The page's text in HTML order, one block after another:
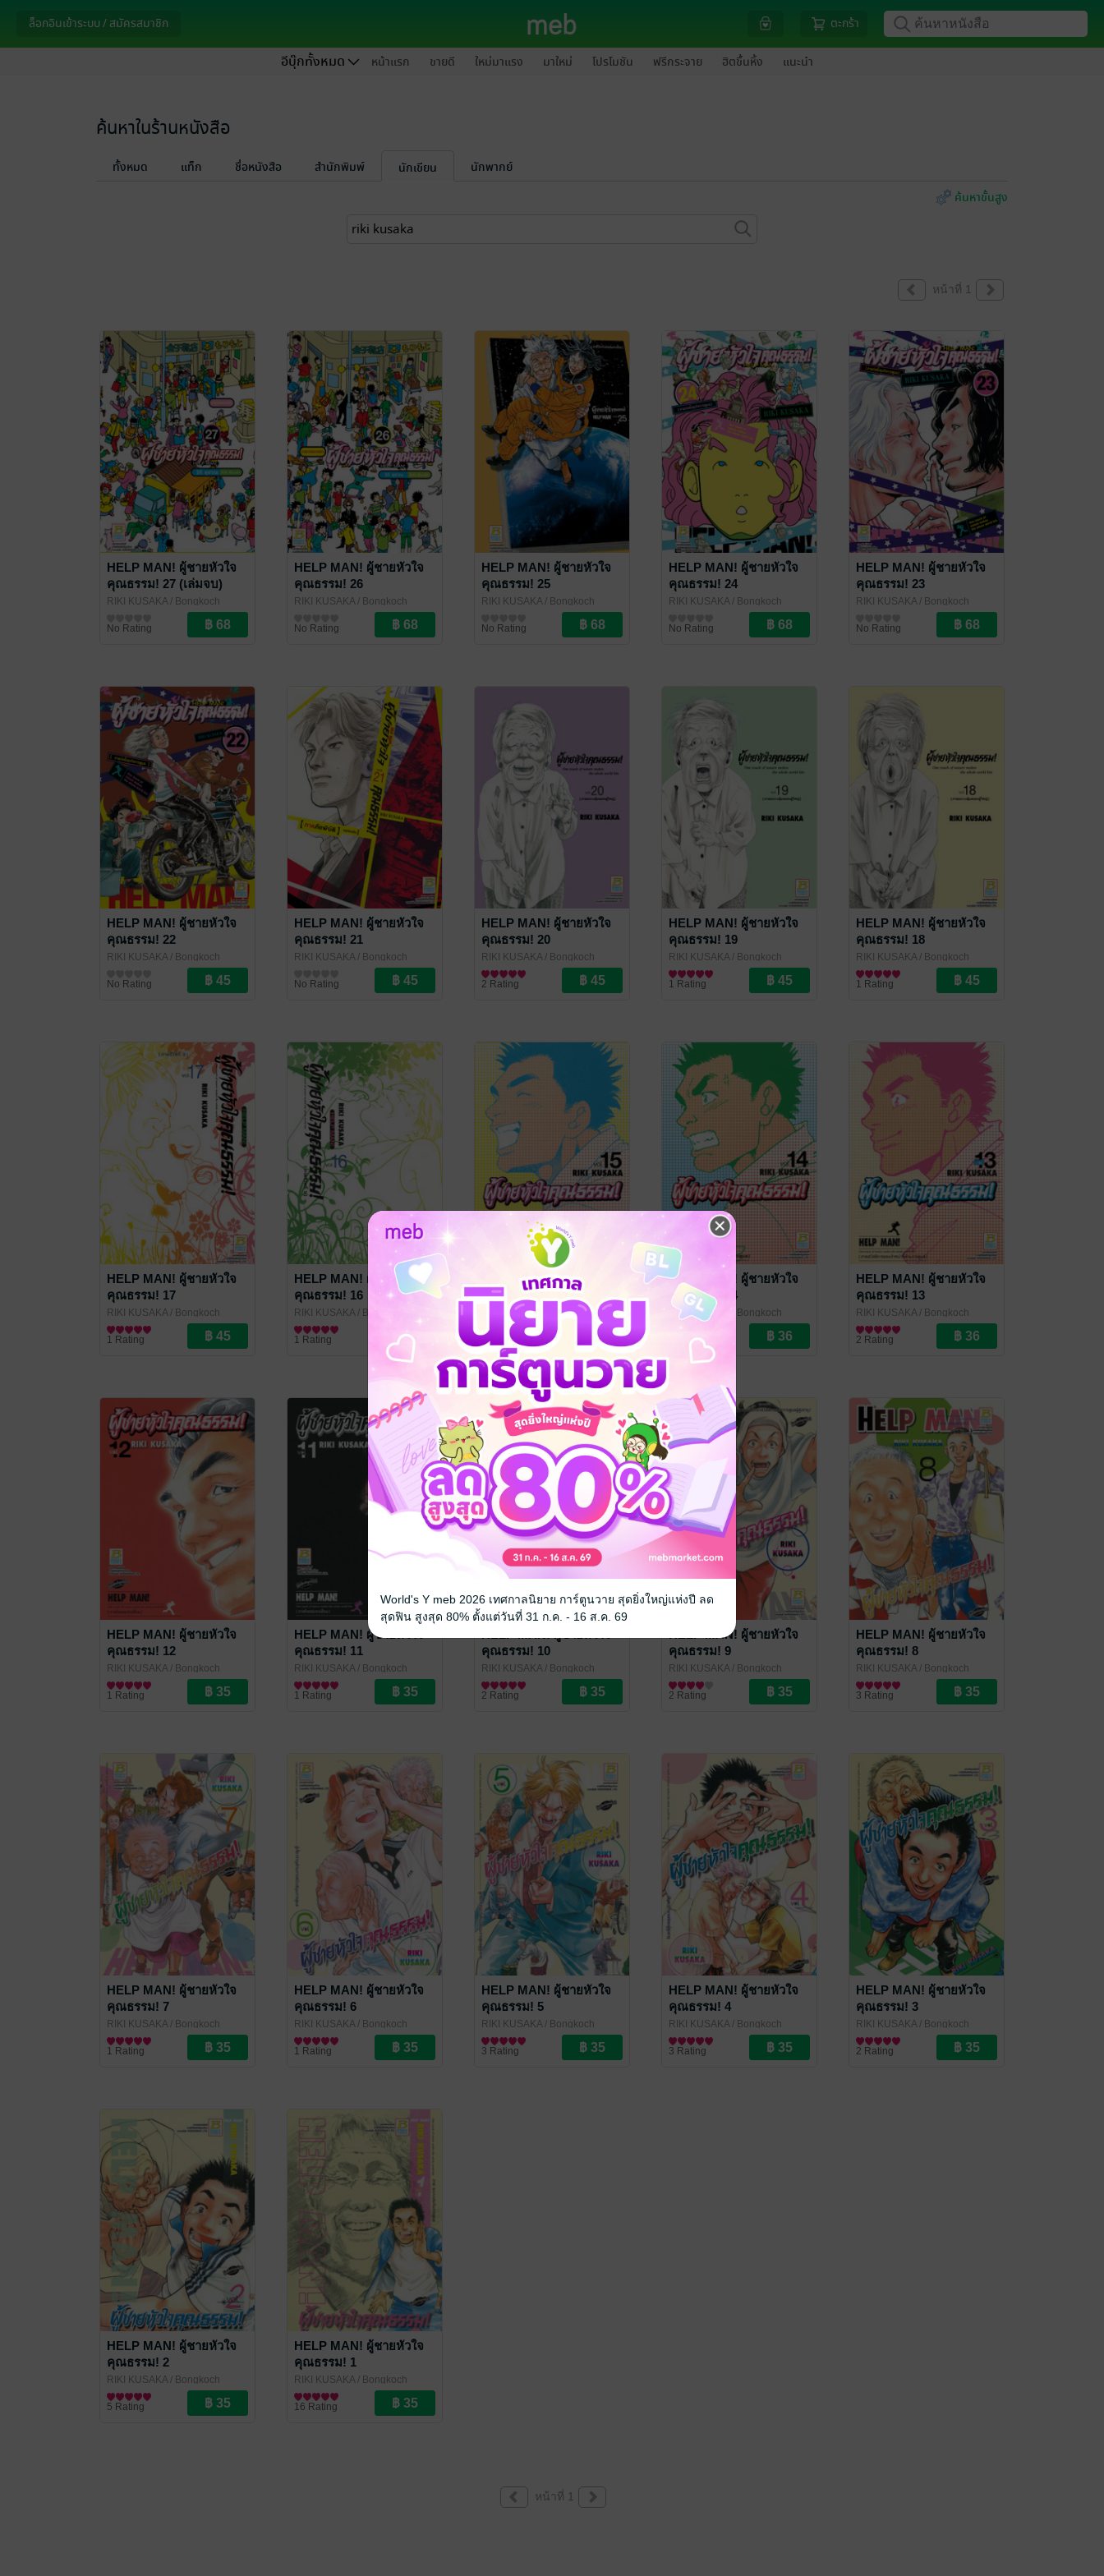
ล็อกอินเข้าระบบ / สมัครสมาชิก ตะกร้า
อีบุ๊กทั้งหมด หน้าแรก ขายดี ใหม่มาแรง มาใหม่ โปรโมชัน ฟรีกระจาย ฮิตขึ้นหิ้ง แนะนำ
ค้นหาในร้านหนังสือ
ทั้งหมด แท็ก ชื่อหนังสือ สำนักพิมพ์ นักเขียน
นักพากย์
ค้นหาขั้นสูง
หน้าที่ 1
HELP MAN! ผู้ชายหัวใจ
คุณธรรม! 27 (เล่มจบ)
RIKI KUSAKA/ Bongkoch
No Rating
HELP MAN! ผู้ชายหัวใจ
คุณธรรม! 26
RIKI KUSAKA/ Bongkoch
No Rating
HELP MAN! ผู้ชายหัวใจ
คุณธรรม! 25
RIKI KUSAKA/ Bongkoch
No Rating
HELP MAN! ผู้ชายหัวใจ
คุณธรรม! 24
RIKI KUSAKA/ Bongkoch
No Rating
HELP MAN! ผู้ชายหัวใจ
คุณธรรม! 23
RIKI KUSAKA/ Bongkoch
No Rating
HELP MAN! ผู้ชายหัวใจ
คุณธรรม! 22
RIKI KUSAKA/ Bongkoch
No Rating
HELP MAN! ผู้ชายหัวใจ
คุณธรรม! 21
RIKI KUSAKA/ Bongkoch
No Rating
HELP MAN! ผู้ชายหัวใจ
คุณธรรม! 20
RIKI KUSAKA/ Bongkoch
Publishing
การ์ตูนทั่วไป
2 Rating
HELP MAN! ผู้ชายหัวใจ
คุณธรรม! 19
RIKI KUSAKA/ Bongkoch
Publishing
การ์ตูนทั่วไป
1 Rating
HELP MAN! ผู้ชายหัวใจ
คุณธรรม! 18
RIKI KUSAKA/ Bongkoch
Publishing
การ์ตูนทั่วไป
1 Rating
HELP MAN! ผู้ชายหัวใจ
คุณธรรม! 17
RIKI KUSAKA/ Bongkoch
Publishing
การ์ตูนทั่วไป
1 Rating
HELP MAN! ผู้ชายหัวใจ
คุณธรรม! 16
RIKI KUSAKA/ Bongkoch
Publishing
การ์ตูนทั่วไป
1 Rating
HELP MAN! ผู้ชายหัวใจ
คุณธรรม! 15
RIKI KUSAKA
/ Bongkoch
Publishing
การ์ตูนทั่วไป
2 Rating
HELP MAN! ผู้ชายหัวใจ
คุณธรรม! 14
RIKI KUSAKA
/ Bongkoch
Publishing
การ์ตูนทั่วไป
2 Rating
HELP MAN! ผู้ชายหัวใจ
คุณธรรม! 13
RIKI KUSAKA/ Bongkoch
Publishing
การ์ตูนทั่วไป
2 Rating
HELP MAN! ผู้ชายหัวใจ
คุณธรรม! 12
RIKI KUSAKA/ Bongkoch
Publishing
การ์ตูนทั่วไป
1 Rating
HELP MAN! ผู้ชายหัวใจ
คุณธรรม! 11
RIKI KUSAKA/ Bongkoch
Publishing
การ์ตูนทั่วไป
1 Rating
คุณธรรม! 10
RIKI KUSAKA/ Bongkoch
Publishing
การ์ตูนทั่วไป
2 Rating
HELP MAN! ผู้ชายหัวใจ
คุณธรรม! 9
RIKI KUSAKA/ Bongkoch
Publishing
การ์ตูนทั่วไป
2 Rating
HELP MAN! ผู้ชายหัวใจ
คุณธรรม! 8
RIKI KUSAKA/ Bongkoch
Publishing
การ์ตูนทั่วไป
3 Rating
HELP MAN! ผู้ชายหัวใจ
คุณธรรม! 7
RIKI KUSAKA/ Bongkoch
Publishing
การ์ตูนทั่วไป
1 Rating
HELP MAN! ผู้ชายหัวใจ
คุณธรรม! 6
RIKI KUSAKA/ Bongkoch
Publishing
การ์ตูนทั่วไป
1 Rating
HELP MAN! ผู้ชายหัวใจ
คุณธรรม! 5
RIKI KUSAKA/ Bongkoch
Publishing
การ์ตูนทั่วไป
3 Rating
HELP MAN! ผู้ชายหัวใจ
คุณธรรม! 4
RIKI KUSAKA/ Bongkoch
Publishing
การ์ตูนทั่วไป
3 Rating
HELP MAN! ผู้ชายหัวใจ
คุณธรรม! 3
RIKI KUSAKA/ Bongkoch
Publishing
การ์ตูนทั่วไป
2 Rating
HELP MAN! ผู้ชายหัวใจ
คุณธรรม! 2
RIKI KUSAKA/ Bongkoch
Publishing
การ์ตูนทั่วไป
5 Rating
HELP MAN! ผู้ชายหัวใจ
คุณธรรม! 1
RIKI KUSAKA/ Bongkoch
Publishing
การ์ตูนทั่วไป
16 Rating
หน้าที่ 1
World's Y meb 2026 เทศกาลนิยาย การ์ตูนวาย สุดยิ่งใหญ่แห่งปี ลด
สุดฟิน สูงสุด 80% ตั้งแต่วันที่ 31 ก.ค. - 16 ส.ค. 69